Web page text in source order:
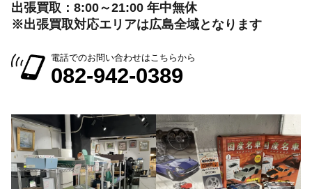
出張買取：8:00～21:00 年中無休
※出張買取対応エリアは広島全域となります
電話でのお問い合わせはこちらから
082-942-0389